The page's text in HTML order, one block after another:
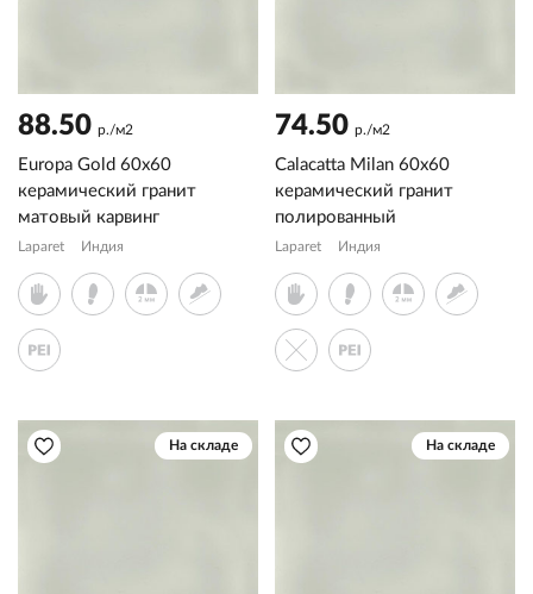
88.50 р./м2
Europa Gold 60x60
керамический гранит
матовый карвинг
Laparet Индия
74.50 р./м2
Calacatta Milan 60x60
керамический гранит
полированный
Laparet Индия
На складе На складе